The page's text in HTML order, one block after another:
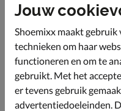
bescherming.
Gevoerd met fake fur
de koude dagen.
Ook het voetbed heeft
fur.
Afgewerkt met een
voor betere grip.
Jouw
Shoemixx maakt
technieken om haar
functioneren en om te
gebruikt. Met het
er tevens gebruik
advertentiedoeleinden.